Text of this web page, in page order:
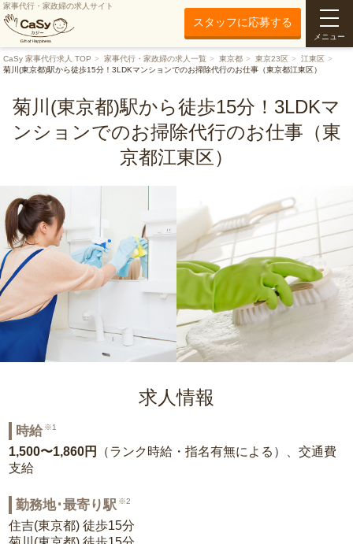
家事代行・家政婦の求人サイト
スタッフに応募する
メニュー
CaSy 家事代行求人 TOP 家事代行・家政婦の求人一覧 東京都 東京23区
江東区
菊川(東京都)駅から徒歩15分！3LDKマンションでのお掃除代行のお仕事（東京都江東区）
菊川(東京都)駅から徒歩15分！3LDKマ
ンションでのお掃除代行のお仕事（東
京都江東区）
求人情報
時給 ※1
1,500〜1,860円
（ランク時給・指名有無による）、交通費
支給
勤務地･最寄り駅 ※2
住吉(東京都) 徒歩15分